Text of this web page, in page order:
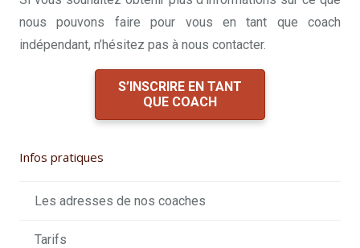
nous pouvons faire pour vous en tant que coach
indépendant, n’hésitez pas à nous contacter.
S’INSCRIRE EN TANT
QUE COACH
Infos pratiques
Les adresses de nos coaches
Tarifs